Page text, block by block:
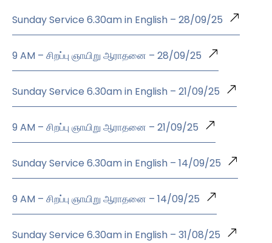
Sunday Service 6.30am in English – 28/09/25
9 AM – சிறப்பு ஞாயிறு ஆராதனை – 28/09/25
Sunday Service 6.30am in English – 21/09/25
9 AM – சிறப்பு ஞாயிறு ஆராதனை – 21/09/25
Sunday Service 6.30am in English – 14/09/25
9 AM – சிறப்பு ஞாயிறு ஆராதனை – 14/09/25
Sunday Service 6.30am in English – 31/08/25